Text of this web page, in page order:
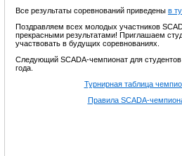
Все результаты соревнований приведены в
Поздравляем всех молодых участников
прекрасными результатами! Приглашаем
участвовать в будущих соревнованиях.
Следующий SCADA-чемпионат для
года.
Турнирная таблица
Правила SCADA-